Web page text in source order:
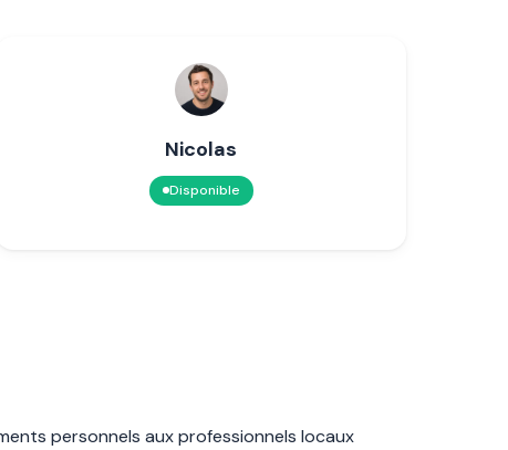
Nicolas
Disponible
personnels aux professionnels locaux